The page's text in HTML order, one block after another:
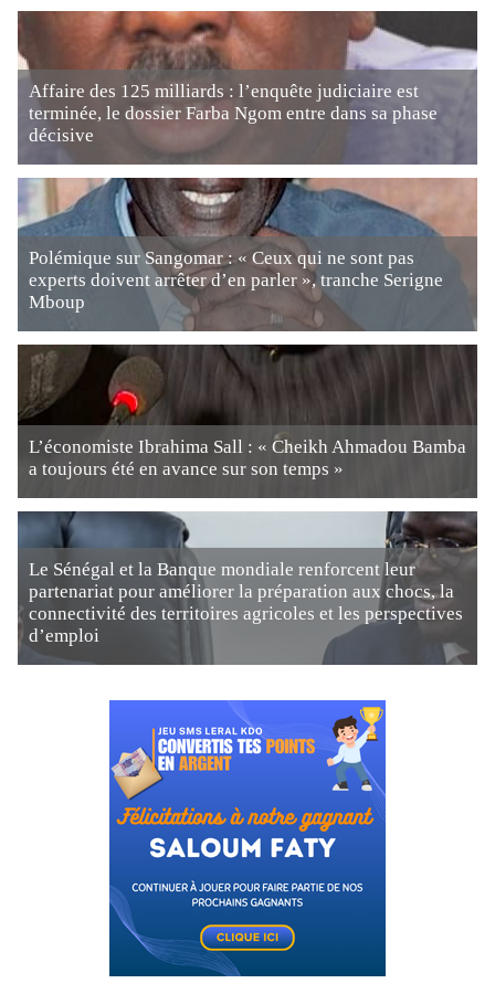
Affaire des 125 milliards : l’enquête judiciaire est
terminée, le dossier Farba Ngom entre dans sa phase
décisive
Polémique sur Sangomar : « Ceux qui ne sont pas
experts doivent arrêter d’en parler », tranche Serigne
Mboup
L’économiste Ibrahima Sall : « Cheikh Ahmadou Bamba
a toujours été en avance sur son temps »
Le Sénégal et la Banque mondiale renforcent leur
partenariat pour améliorer la préparation aux chocs, la
connectivité des territoires agricoles et les perspectives
d’emploi